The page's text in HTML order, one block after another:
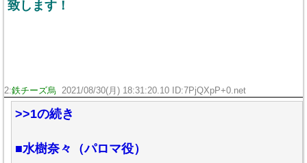
致します！
2:鉄チーズ烏 2021/08/30(月) 18:31:20.10 ID:7PjQXpP+0.net
>>1の続き
■水樹奈々（パロマ役）